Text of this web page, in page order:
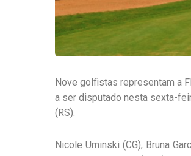
Nove golfistas representam a
a ser disputado nesta sexta-
(RS).
Nicole Uminski (CG), Bruna